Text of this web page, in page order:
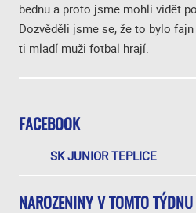
FACEBOOK
SK JUNIOR TEPLICE
NAROZENINY V TOMTO
bednu a proto jsme mohli vidět
Dozvěděli jsme se, že to bylo
ti mladí muži fotbal hrají.